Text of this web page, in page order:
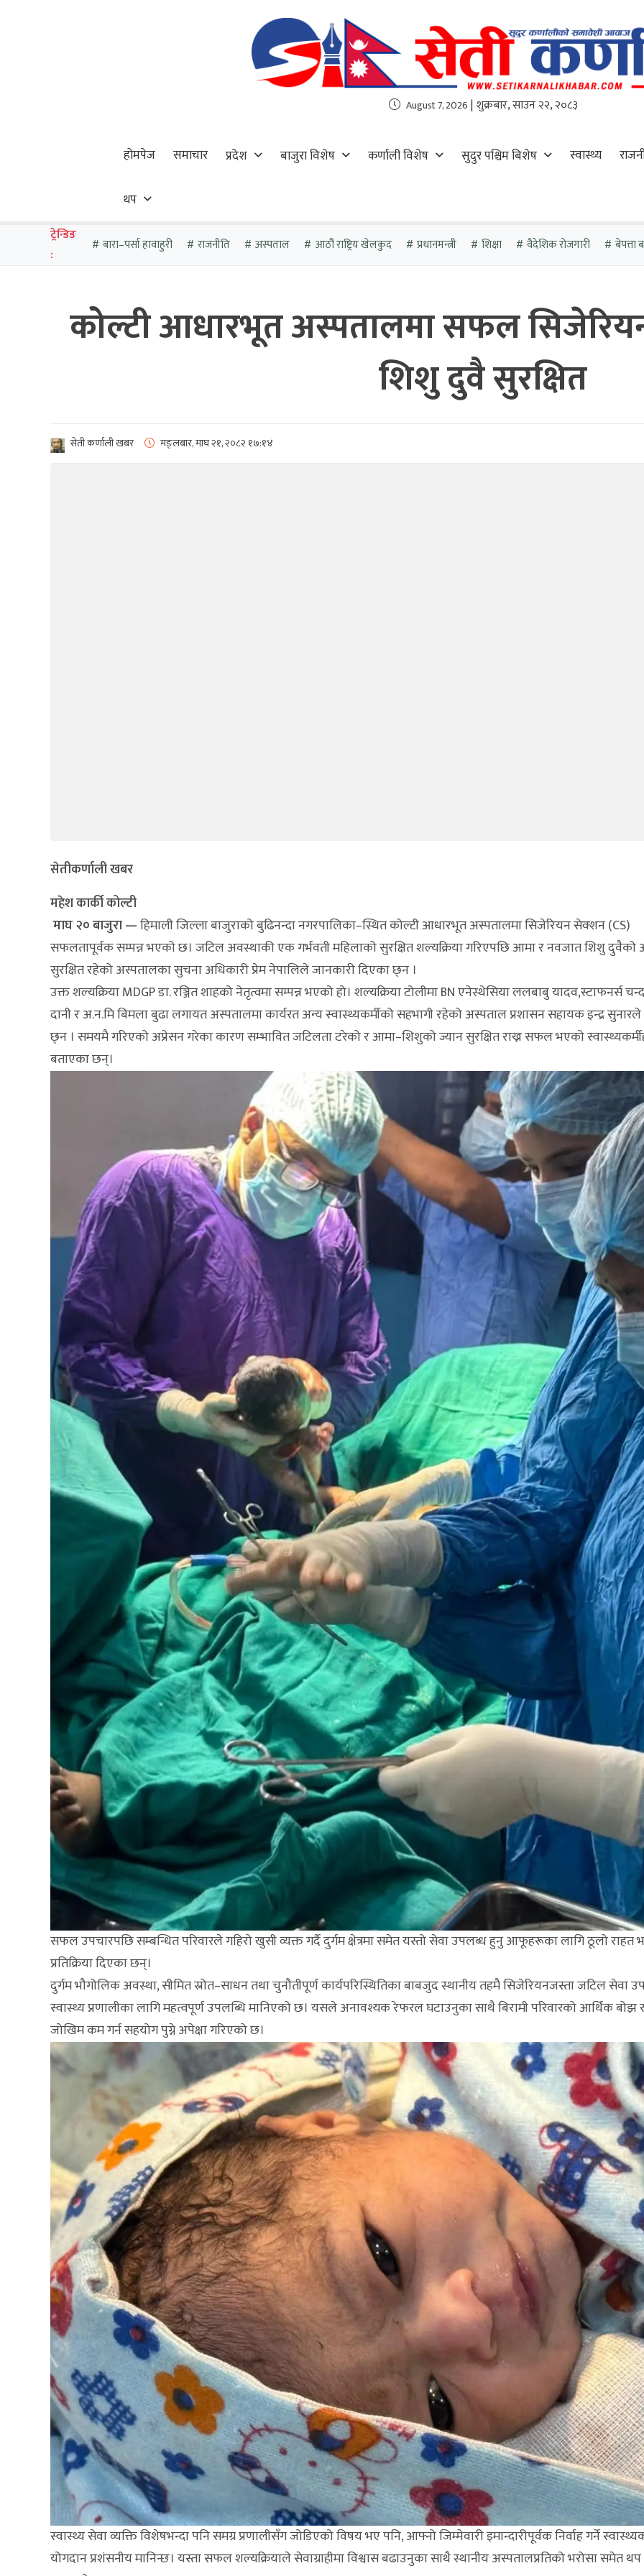
August 7, 2026 | शुक्रबार, साउन २२, २०८३
होमपेज समाचार प्रदेश बाजुरा विशेष कर्णाली विशेष सुदुर पश्चिम बिशेष स्वास्थ्य
थप
ट्रेन्डिङ
:
बारा–पर्सा हावाहुरी राजनीति अस्पताल आठौं राष्ट्रिय खेलकुद प्रधानमन्त्री शिक्षा वैदेशिक रोजगारी बेपत्ता
कोल्टी आधारभूत अस्पतालमा सफल
शिशु दुवै सुरक्षित
सेती कर्णाली खबर मङ्लबार, माघ २१, २०८२ १७:१४
सेतीकर्णाली खबर
महेश कार्की कोल्टी
माघ २० बाजुरा —हिमाली जिल्ला बाजुराको बुढिनन्दा नगरपालिका–स्थित कोल्टी आधारभूत अस्पतालमा सिजेरियन सेक्शन (CS)
सफलतापूर्वक सम्पन्न भएको छ। जटिल अवस्थाकी एक गर्भवती महिलाको सुरक्षित शल्यक्रिया गरिएपछि आमा र नवजात शिशु दुवैको
सुरक्षित रहेको अस्पतालका सुचना अधिकारी प्रेम नेपालिले जानकारी दिएका छ्न ।
उक्त शल्यक्रिया MDGP डा. रञ्जित शाहको नेतृत्वमा सम्पन्न भएको हो। शल्यक्रिया टोलीमा BN एनेस्थेसिया ललबाबु यादव,स्टाफनर्स
दानी र अ.न.मि बिमला बुढा लगायत अस्पतालमा कार्यरत अन्य स्वास्थ्यकर्मीको सहभागी रहेको अस्पताल प्रशासन सहायक इन्द्र
छ्न । समयमै गरिएको अप्रेसन गरेका कारण सम्भावित जटिलता टरेको र आमा–शिशुको ज्यान सुरक्षित राख्न सफल भएको
बताएका छन्।
सफल उपचारपछि सम्बन्धित परिवारले गहिरो खुसी व्यक्त गर्दै दुर्गम क्षेत्रमा समेत यस्तो सेवा उपलब्ध हुनु आफूहरूका लागि ठूलो राहत
प्रतिक्रिया दिएका छन्।
दुर्गम भौगोलिक अवस्था, सीमित स्रोत–साधन तथा चुनौतीपूर्ण कार्यपरिस्थितिका बाबजुद स्थानीय तहमै सिजेरियनजस्ता जटिल सेवा
स्वास्थ्य प्रणालीका लागि महत्वपूर्ण उपलब्धि मानिएको छ। यसले अनावश्यक रेफरल घटाउनुका साथै बिरामी परिवारको आर्थिक
जोखिम कम गर्न सहयोग पुग्ने अपेक्षा गरिएको छ।
स्वास्थ्य सेवा व्यक्ति विशेषभन्दा पनि समग्र प्रणालीसँग जोडिएको विषय भए पनि, आफ्नो जिम्मेवारी इमान्दारीपूर्वक निर्वाह गर्ने
योगदान प्रशंसनीय मानिन्छ। यस्ता सफल शल्यक्रियाले सेवाग्राहीमा विश्वास बढाउनुका साथै स्थानीय अस्पतालप्रतिको भरोसा समेत